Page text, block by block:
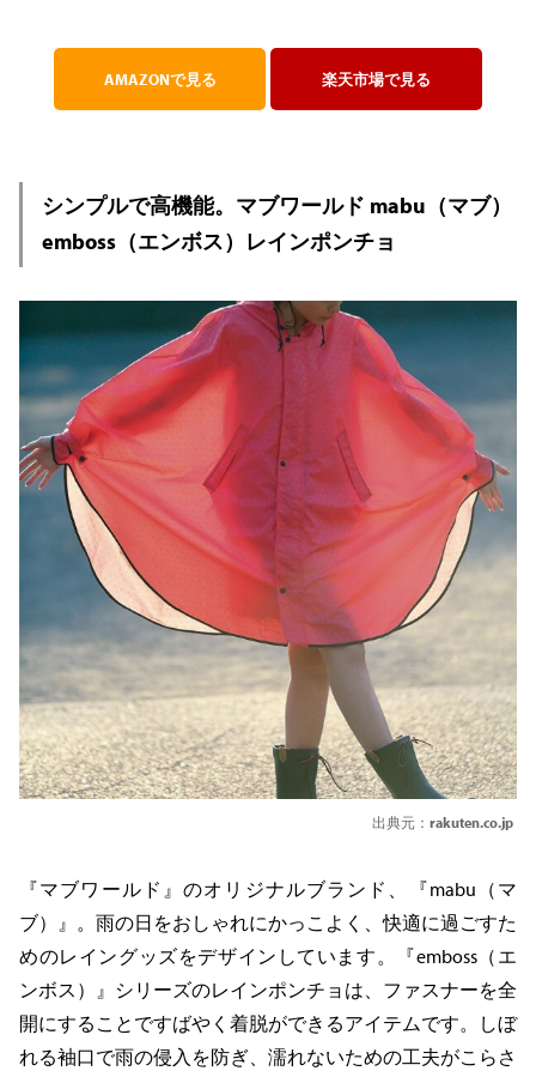
AMAZONで見る 楽天市場で見る
シンプルで高機能。マブワールド mabu（マブ）
emboss（エンボス）レインポンチョ
出典元： rakuten.co.jp
『マブワールド』のオリジナルブランド、『mabu（マ
ブ）』。雨の日をおしゃれにかっこよく、快適に過ごすた
めのレイングッズをデザインしています。『emboss（エ
ンボス）』シリーズのレインポンチョは、ファスナーを全
開にすることですばやく着脱ができるアイテムです。しぼ
れる袖口で雨の侵入を防ぎ、濡れないための工夫がこらさ